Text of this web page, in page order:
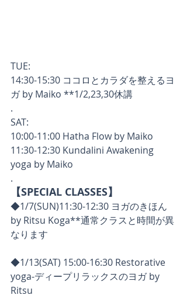
TUE:
14:30-15:30 ココロとカラダを整えるヨ
ガ by Maiko **1/2,23,30休講
.
SAT:
10:00-11:00 Hatha Flow by Maiko
11:30-12:30 Kundalini Awakening
yoga by Maiko
.
【SPECIAL CLASSES】
◆1/7(SUN)11:30-12:30 ヨガのきほん
by Ritsu Koga**通常クラスと時間が異
なります
◆1/13(SAT) 15:00-16:30 Restorative
yoga-ディープリラックスのヨガ by
Ritsu